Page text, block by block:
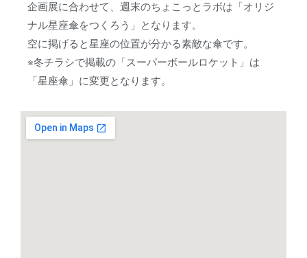
企画展に合わせて、週末のちょこっとラボは「オリジ
ナル星座傘をつくろう」となります。
空に掲げると星座の位置が分かる素敵な傘です。
※冬チラシで掲載の「スーパーボールロケット」は
「星座傘」に変更となります。